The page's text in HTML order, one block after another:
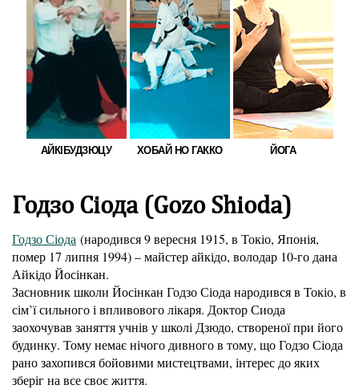
АЙКІБУДЗЮЦУ ХОБАЙ НО ГАККО ЙОГА
Годзо Сіода (Gozo Shioda)
Годзо Сіода (народився 9 вересня 1915, в Токіо, Японія,
помер 17 липня 1994) – майстер айкідо, володар 10-го дана
Айкідо Йосінкан.
Засновник школи Йосінкан Годзо Сіода народився в Токіо, в
сім’ї сильного і впливового лікаря. Доктор Сиода
заохочував заняття учнів у школі Дзюдо, створеної при його
будинку. Тому немає нічого дивного в тому, що Годзо Сіода
рано захопився бойовими мистецтвами, інтерес до яких
зберіг на все своє життя.